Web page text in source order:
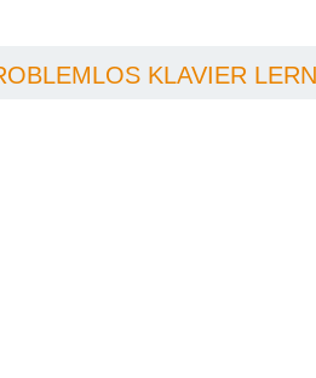
KLAVIER